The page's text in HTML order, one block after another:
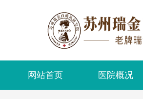
网站首页 医院概况